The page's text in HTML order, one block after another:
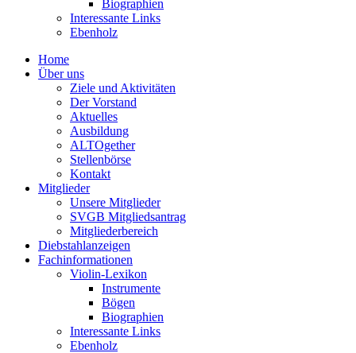
Biographien
Interessante Links
Ebenholz
Home
Über uns
Ziele und Aktivitäten
Der Vorstand
Aktuelles
Ausbildung
ALTOgether
Stellenbörse
Kontakt
Mitglieder
Unsere Mitglieder
SVGB Mitgliedsantrag
Mitgliederbereich
Diebstahlanzeigen
Fachinformationen
Violin-Lexikon
Instrumente
Bögen
Biographien
Interessante Links
Ebenholz